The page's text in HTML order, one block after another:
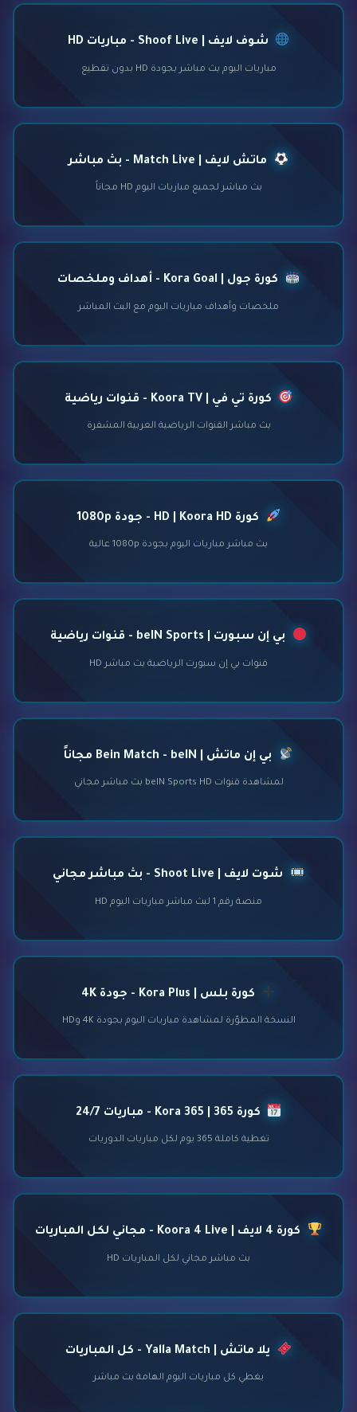
شوف لايف | Shoof Live - مباريات HD
مباريات اليوم بث مباشر بجودة HD بدون تقطيع
ماتش لايف | Match Live - بث مباشر
بث مباشر لجميع مباريات اليوم HD مجاناً
كورة جول | Kora Goal - أهداف وملخصات
ملخصات وأهداف مباريات اليوم مع البث المباشر
كورة تي في | Koora TV - قنوات رياضية
بث مباشر القنوات الرياضية العربية المشفرة
كورة HD | Koora HD - جودة 1080p
بث مباشر مباريات اليوم بجودة 1080p عالية
بي إن سبورت | beIN Sports - قنوات رياضية
قنوات بي إن سبورت الرياضية بث مباشر HD
بي إن ماتش | Bein Match - beIN مجاناً
لمشاهدة قنوات beIN Sports HD بث مباشر مجاني
شوت لايف | Shoot Live - بث مباشر مجاني
منصة رقم 1 لبث مباشر مباريات اليوم HD
كورة بلس | Kora Plus - جودة 4K
النسخة المطوّرة لمشاهدة مباريات اليوم بجودة 4K وHD
كورة 365 | Kora 365 - مباريات 24/7
تغطية كاملة 365 يوم لكل مباريات الدوريات
كورة 4 لايف | Koora 4 Live - مجاني لكل المباريات
بث مباشر مجاني لكل المباريات HD
يلا ماتش | Yalla Match - كل المباريات
يغطي كل مباريات اليوم الهامة بث مباشر